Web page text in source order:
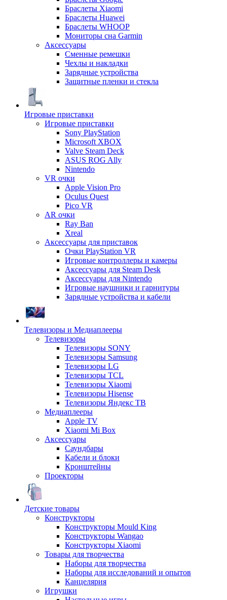
Браслеты Xiaomi
Браслеты Huawei
Браслеты WHOOP
Мониторы сна Garmin
Аксессуары
Сменные ремешки
Чехлы и накладки
Зарядные устройства
Защитные пленки и стекла
Игровые приставки
Игровые приставки
Sony PlayStation
Microsoft XBOX
Valve Steam Deck
ASUS ROG Ally
Nintendo
VR очки
Apple Vision Pro
Oculus Quest
Pico VR
AR очки
Ray Ban
Xreal
Аксессуары для приставок
Очки PlayStation VR
Игровые контроллеры и камеры
Аксессуары для Steam Desk
Аксессуары для Nintendo
Игровые наушники и гарнитуры
Зарядные устройства и кабели
Телевизоры и Медиаплееры
Телевизоры
Телевизоры SONY
Телевизоры Samsung
Телевизоры LG
Телевизоры TCL
Телевизоры Xiaomi
Телевизоры Hisense
Телевизоры Яндекс ТВ
Медиаплееры
Apple TV
Xiaomi Mi Box
Аксессуары
Саундбары
Кабели и блоки
Кронштейны
Проекторы
Детские товары
Конструкторы
Конструкторы Mould King
Конструкторы Wangao
Конструкторы Xiaomi
Товары для творчества
Наборы для творчества
Наборы для исследований и опытов
Канцелярия
Игрушки